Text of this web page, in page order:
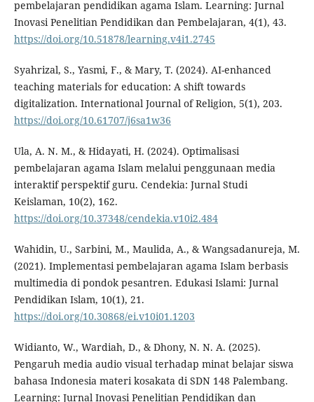
pembelajaran pendidikan agama Islam. Learning: Jurnal
Inovasi Penelitian Pendidikan dan Pembelajaran, 4(1), 43.
https://doi.org/10.51878/learning.v4i1.2745
Syahrizal, S., Yasmi, F., & Mary, T. (2024). AI-enhanced
teaching materials for education: A shift towards
digitalization. International Journal of Religion, 5(1), 203.
https://doi.org/10.61707/j6sa1w36
Ula, A. N. M., & Hidayati, H. (2024). Optimalisasi
pembelajaran agama Islam melalui penggunaan media
interaktif perspektif guru. Cendekia: Jurnal Studi
Keislaman, 10(2), 162.
https://doi.org/10.37348/cendekia.v10i2.484
Wahidin, U., Sarbini, M., Maulida, A., & Wangsadanureja, M.
(2021). Implementasi pembelajaran agama Islam berbasis
multimedia di pondok pesantren. Edukasi Islami: Jurnal
Pendidikan Islam, 10(1), 21.
https://doi.org/10.30868/ei.v10i01.1203
Widianto, W., Wardiah, D., & Dhony, N. N. A. (2025).
Pengaruh media audio visual terhadap minat belajar siswa
bahasa Indonesia materi kosakata di SDN 148 Palembang.
Learning: Jurnal Inovasi Penelitian Pendidikan dan